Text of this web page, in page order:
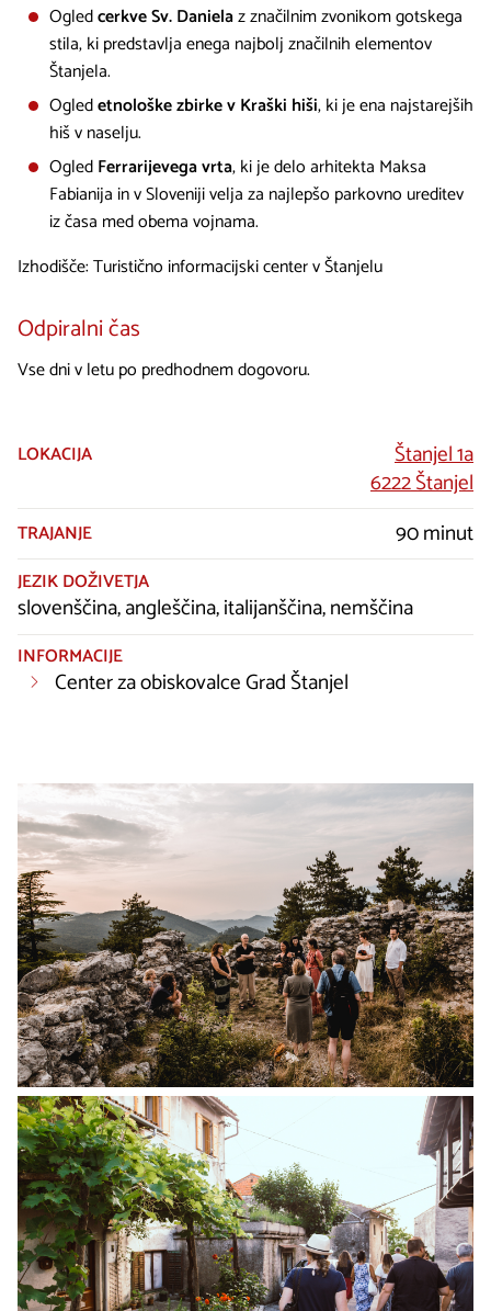
Ogledcerkve Sv. Danielaz značilnim zvonikom gotskega
stila, ki predstavlja enega najbolj značilnih elementov
Štanjela.
Ogledetnološke zbirke v Kraški hiši, ki je ena najstarejših
hiš v naselju.
OgledFerrarijevega vrta, ki je delo arhitekta Maksa
Fabianija in v Sloveniji velja za najlepšo parkovno ureditev
iz časa med obema vojnama.
Izhodišče: Turistično informacijski center v Štanjelu
Odpiralni čas
Vse dni v letu po predhodnem dogovoru.
LOKACIJA
Štanjel 1a
6222 Štanjel
TRAJANJE 90 minut
JEZIK DOŽIVETJA
slovenščina, angleščina, italijanščina, nemščina
INFORMACIJE
Center za obiskovalce Grad Štanjel